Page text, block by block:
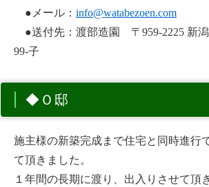
●メール： info@watabezoen.com
●送付先：渡部造園 〒959-2225 新
99-子
◆Ｏ邸
施主様の新築完成まで住宅と同時進行
て頂きました。
１年間の長期に渡り、出入りさせて頂